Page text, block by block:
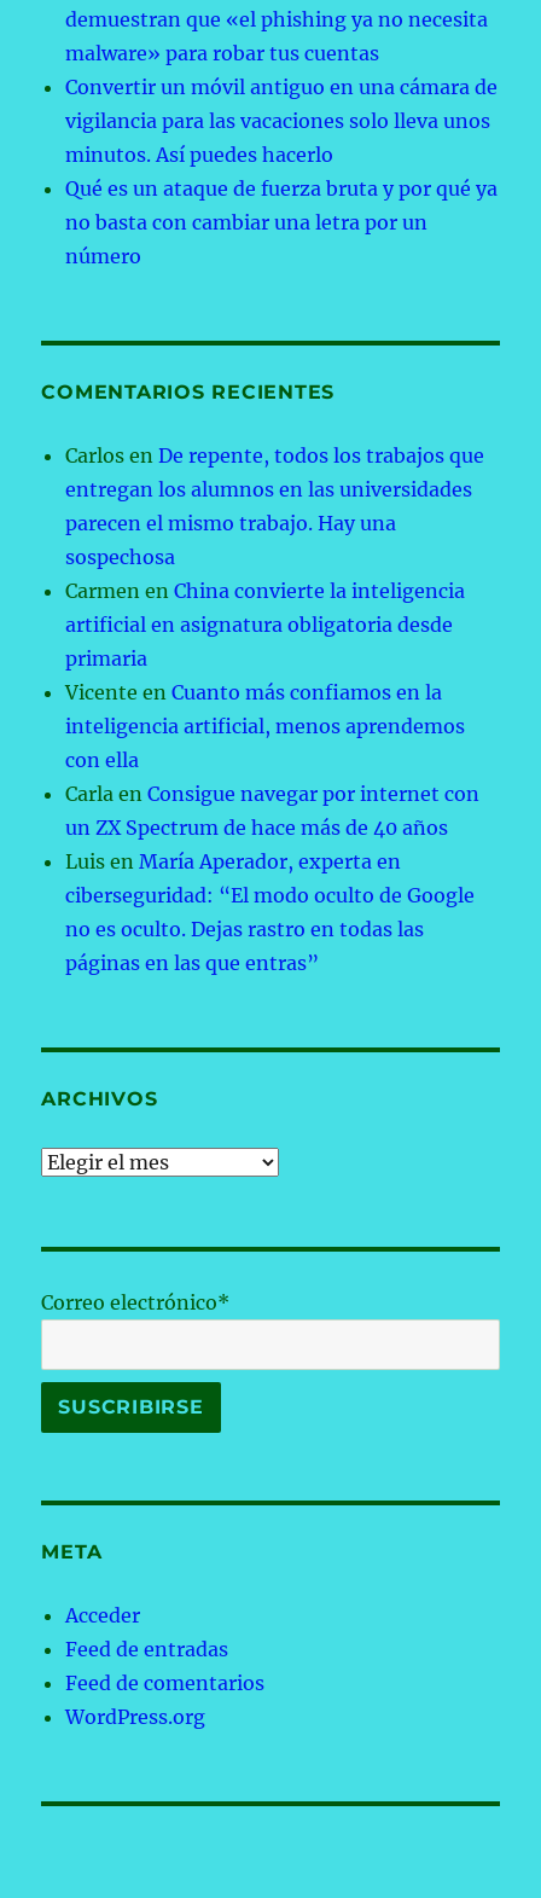
demuestran que «el phishing ya no necesita
malware» para robar tus cuentas
Convertir un móvil antiguo en una cámara de
vigilancia para las vacaciones solo lleva unos
minutos. Así puedes hacerlo
Qué es un ataque de fuerza bruta y por qué ya
no basta con cambiar una letra por un
número
COMENTARIOS RECIENTES
Carlos enDe repente, todos los trabajos que
entregan los alumnos en las universidades
parecen el mismo trabajo. Hay una
sospechosa
Carmen enChina convierte la inteligencia
artificial en asignatura obligatoria desde
primaria
Vicente enCuanto más confiamos en la
inteligencia artificial, menos aprendemos
con ella
Carla enConsigue navegar por internet con
un ZX Spectrum de hace más de 40 años
Luis enMaría Aperador, experta en
ciberseguridad: “El modo oculto de Google
no es oculto. Dejas rastro en todas las
páginas en las que entras”
ARCHIVOS
Archivos
Correo electrónico*
META
Acceder
Feed de entradas
Feed de comentarios
WordPress.org